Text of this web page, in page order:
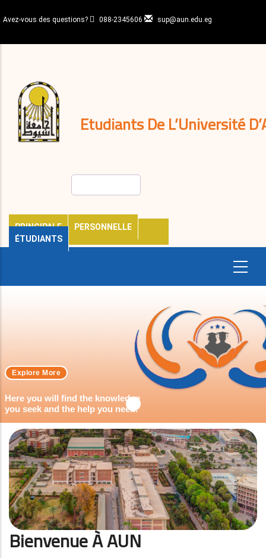
au
principal
Avez-vous des questions? 088-2345606 sup@aun.edu.eg
Etudiants De L’Université
PRINCIPALE
PERSONNELLE
ÉTUDIANTS
décisions
Expatriés
Journal
Here you will find the knowledge
you seek and the help you need.
Explore More
Bienvenue À AUN